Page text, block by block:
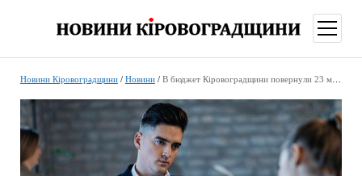
меню
Новини Кіровоградщини/ Новини/ В бюджет Кіровоградщини повернули 23 мільйони: хто залишився без прибутку